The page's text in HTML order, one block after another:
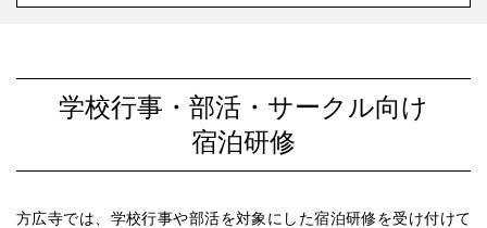
学校行事・部活・サークル向け
宿泊研修
方広寺では、学校行事や部活を対象にした宿泊研修を受け付けて